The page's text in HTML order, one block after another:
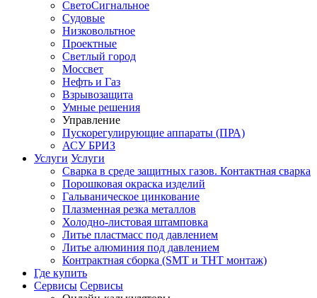
СветоСигнальное
Судовые
Низковольтное
Проектные
Светлый город
Моссвет
Нефть и Газ
Взрывозащита
Умные решения
Управление
Пускорегулирующие аппараты (ПРА)
АСУ БРИЗ
Услуги Услуги
Сварка в среде защитных газов. Контактная сварка
Порошковая окраска изделий
Гальваническое цинкование
Плазменная резка металлов
Холодно-листовая штамповка
Литье пластмасс под давлением
Литье алюминия под давлением
Контрактная сборка (SMT и THT монтаж)
Где купить
Сервисы Сервисы